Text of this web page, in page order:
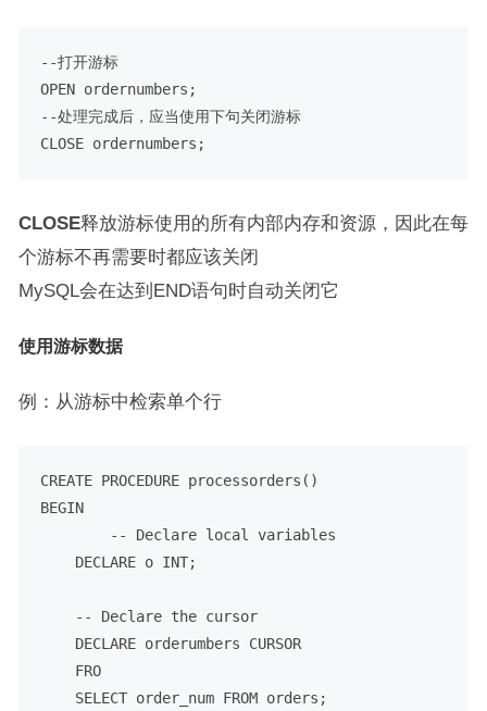
--打开游标
OPEN
--处理完成后，应当使用下句关闭游标
CLOSE
CLOSE释放游标使用的所有内部内存和资源，因此在每
个游标不再需要时都应该关闭
MySQL会在达到END语句时自动关闭它
使用游标数据
例：从游标中检索单个行
CREATE PROCEDURE
BEGIN
-- Declare local variables
DECLARE o INT;
-- Declare the cursor
DECLARE orderumbers CURSOR
SELECT order_num FROM orders;